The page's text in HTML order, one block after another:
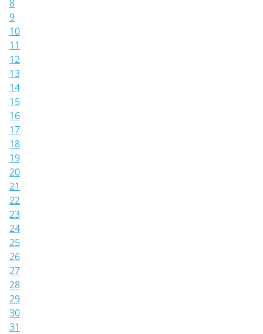
8
9
10
11
12
13
14
15
16
17
18
19
20
21
22
23
24
25
26
27
28
29
30
31